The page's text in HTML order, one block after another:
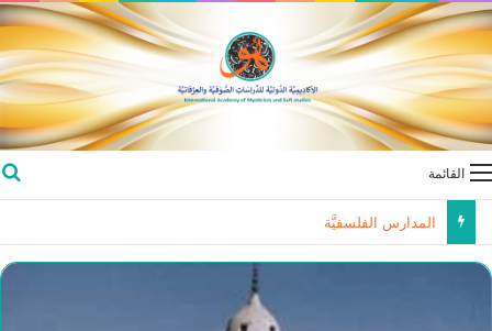
القائمة
المدارس الفلسفيَّة